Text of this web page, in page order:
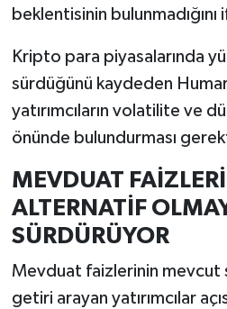
beklentisinin
Kripto para piyasalarında
sürdüğünü kaydeden
yatırımcıların volatilite ve
önünde bulundurması
MEVDUAT
ALTERNATİF
SÜRDÜRÜYOR
Mevduat faizlerinin mevcut
getiri arayan yatırımcılar